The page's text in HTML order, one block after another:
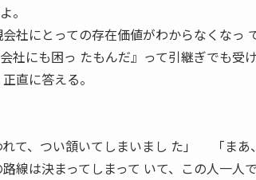
。
社にとっての存在価値がわからなくなっ
社にも困っ たもんだ』って引継ぎでも
直に答える。
て、つい頷いてしまいまし た」 「まあ
線は決まってしまって いて、この人一人